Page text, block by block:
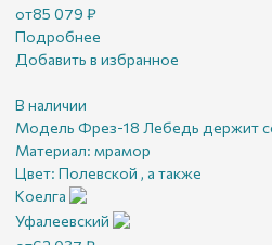
от85 079 ₽
Подробнее
Добавить в избранное
В наличии
Модель Фрез-18 Лебедь держит
Материал: мрамор
Цвет: Полевской , а также
Коелга
Уфалеевский